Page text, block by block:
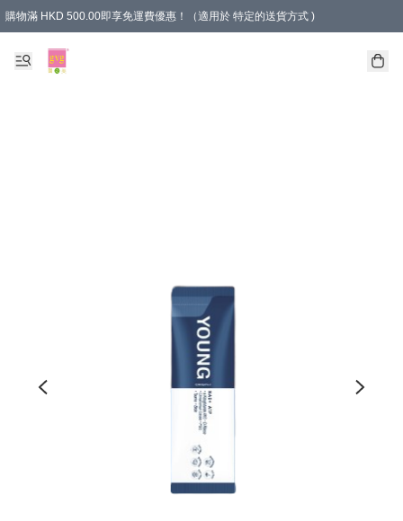
購物滿 HKD 500.00即享免運費優惠！（適用於 特定的送貨方式 )